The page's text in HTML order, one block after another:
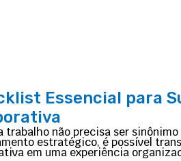
Essencial para
trabalho não precisa ser sinônimo
estratégico, é possível
em uma experiência